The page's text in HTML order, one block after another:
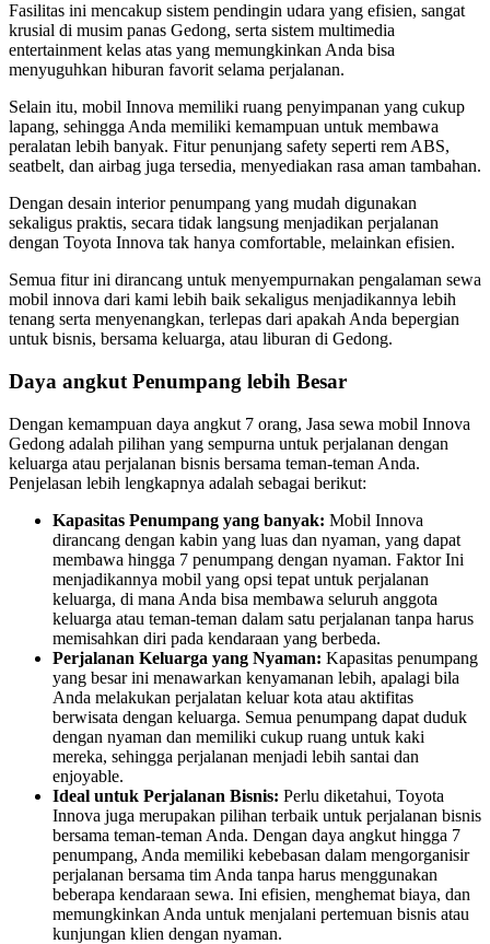
Fasilitas ini mencakup sistem pendingin udara yang efisien, sangat
krusial di musim panas Gedong, serta sistem multimedia
entertainment kelas atas yang memungkinkan Anda bisa
menyuguhkan hiburan favorit selama perjalanan.
Selain itu, mobil Innova memiliki ruang penyimpanan yang cukup
lapang, sehingga Anda memiliki kemampuan untuk membawa
peralatan lebih banyak. Fitur penunjang safety seperti rem ABS,
seatbelt, dan airbag juga tersedia, menyediakan rasa aman tambahan.
Dengan desain interior penumpang yang mudah digunakan
sekaligus praktis, secara tidak langsung menjadikan perjalanan
dengan Toyota Innova tak hanya comfortable, melainkan efisien.
Semua fitur ini dirancang untuk menyempurnakan pengalaman sewa
mobil innova dari kami lebih baik sekaligus menjadikannya lebih
tenang serta menyenangkan, terlepas dari apakah Anda bepergian
untuk bisnis, bersama keluarga, atau liburan di Gedong.
Daya angkut Penumpang lebih Besar
Dengan kemampuan daya angkut 7 orang, Jasa sewa mobil Innova
Gedong adalah pilihan yang sempurna untuk perjalanan dengan
keluarga atau perjalanan bisnis bersama teman-teman Anda.
Penjelasan lebih lengkapnya adalah sebagai berikut:
Kapasitas Penumpang yang banyak: Mobil Innova
dirancang dengan kabin yang luas dan nyaman, yang dapat
membawa hingga 7 penumpang dengan nyaman. Faktor Ini
menjadikannya mobil yang opsi tepat untuk perjalanan
keluarga, di mana Anda bisa membawa seluruh anggota
keluarga atau teman-teman dalam satu perjalanan tanpa harus
memisahkan diri pada kendaraan yang berbeda.
Perjalanan Keluarga yang Nyaman: Kapasitas penumpang
yang besar ini menawarkan kenyamanan lebih, apalagi bila
Anda melakukan perjalatan keluar kota atau aktifitas
berwisata dengan keluarga. Semua penumpang dapat duduk
dengan nyaman dan memiliki cukup ruang untuk kaki
mereka, sehingga perjalanan menjadi lebih santai dan
enjoyable.
Ideal untuk Perjalanan Bisnis: Perlu diketahui, Toyota
Innova juga merupakan pilihan terbaik untuk perjalanan bisnis
bersama teman-teman Anda. Dengan daya angkut hingga 7
penumpang, Anda memiliki kebebasan dalam mengorganisir
perjalanan bersama tim Anda tanpa harus menggunakan
beberapa kendaraan sewa. Ini efisien, menghemat biaya, dan
memungkinkan Anda untuk menjalani pertemuan bisnis atau
kunjungan klien dengan nyaman.